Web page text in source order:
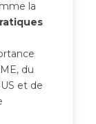
la
du
et de